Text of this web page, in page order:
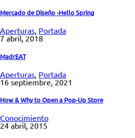
Mercado de Diseño -Hello Spring
Aperturas, Portada
7 abril, 2018
MadrEAT
Aperturas Portada
16 septiembre, 2021
How & Why to Open a Pop-Up Store
Conocimiento
24 abril, 2015